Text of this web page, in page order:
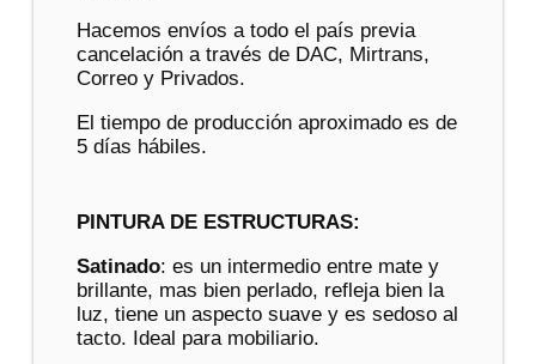
Hacemos envíos a todo el país previa
cancelación a través de DAC, Mirtrans,
Correo y Privados.
El tiempo de producción aproximado es de
5 días hábiles.
PINTURA DE ESTRUCTURAS:
Satinado: es un intermedio entre mate y
brillante, mas bien perlado, refleja bien la
luz, tiene un aspecto suave y es sedoso al
tacto. Ideal para mobiliario.